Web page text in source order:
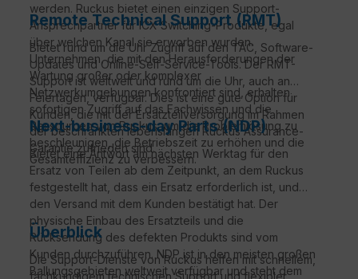
werden. Ruckus bietet einen einzigen Support-
Ansprechpartner für ICX Switching-Produkte, egal
über welchen Kanal sie erworben wurden.
Unternehmen, die mit den Herausforderungen der
Wartung großer oder komplexer
Netzwerkumgebungen konfrontiert sind, erhalten
sofortigen Zugriff auf das Fachwissen und die
Ressourcen von Ruckus, um die Problemlösung zu
beschleunigen, die Betriebszeit zu erhöhen und die
Gesamteffizienz zu verbessern.
Remote Technical Support (RMT)
Bietet rund um die Uhr Zugriff auf den TAC, Software-
Updates und Online-Self-Service-Tools. Der RMT-
Support ist weltweit und rund um die Uhr, auch an
Feiertagen, verfügbar. Dies ist eine gute Option für
Kunden, die mit der Ersatzteilversorgung im Rahmen
der beschränkten lebenslangen Ruckus Assurance-
Garantie zufrieden sind.
Next-business-day Parts (NDP)
Bietet eine Antwort am nächsten Werktag für den
Ersatz von Teilen ab dem Zeitpunkt, an dem Ruckus
festgestellt hat, dass ein Ersatz erforderlich ist, und
den Versand mit dem Kunden bestätigt hat. Der
physische Einbau des Ersatzteils und die
Rücksendung des defekten Produkts sind vom
Kunden durchzuführen. NDP ist in den meisten großen
Ballungsgebieten weltweit verfügbar und steht dem
Überblick
Die Support-Dienste von Ruckus helfen mit schnellem,
fachkundigem technischen Support und flexibler